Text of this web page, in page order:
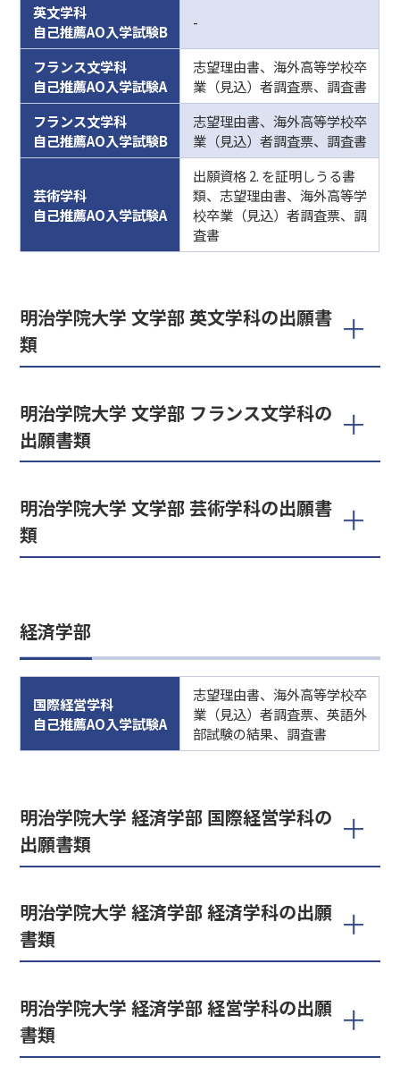
英文学科
自己推薦AO入学試験B
-
フランス文学科
自己推薦AO入学試験A
志望理由書、海外高等学校卒
業（見込）者調査票、調査書
フランス文学科
自己推薦AO入学試験B
志望理由書、海外高等学校卒
業（見込）者調査票、調査書
芸術学科
自己推薦AO入学試験A
出願資格 2. を証明しうる書
類、志望理由書、海外高等学
校卒業（見込）者調査票、調
査書
明治学院大学 文学部 英文学科の出願書
類
明治学院大学 文学部 フランス文学科の
出願書類
明治学院大学 文学部 芸術学科の出願書
類
経済学部
国際経営学科
自己推薦AO入学試験A
志望理由書、海外高等学校卒
業（見込）者調査票、英語外
部試験の結果、調査書
明治学院大学 経済学部 国際経営学科の
出願書類
明治学院大学 経済学部 経済学科の出願
書類
明治学院大学 経済学部 経営学科の出願
書類